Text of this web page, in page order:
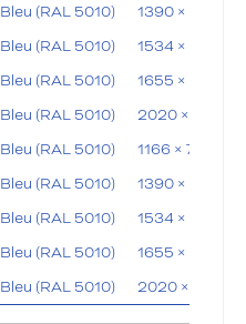
Bleu (RAL 5010)
1390 × 955 ×
Bleu (RAL 5010)
1534 × 1180 ×
Bleu (RAL 5010)
1655 × 1180 ×
Bleu (RAL 5010)
2020 × 1180 ×
Bleu (RAL 5010)
1166 × 790 ×
Bleu (RAL 5010)
1390 × 955 ×
Bleu (RAL 5010)
1534 × 1180 ×
Bleu (RAL 5010)
1655 × 1180 ×
Bleu (RAL 5010) 2020 × 1180 ×